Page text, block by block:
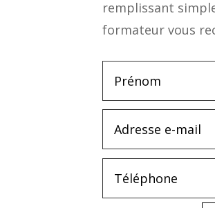
remplissant
formateur vous